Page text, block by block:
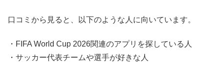
口コミから見ると、以下のような人に向いています。
・FIFA World Cup 2026関連のアプリを探している人
・サッカー代表チームや選手が好きな人